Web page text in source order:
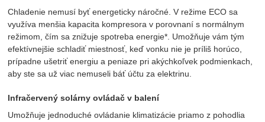
Chladenie nemusí byť energeticky náročné. V režime ECO sa
využíva menšia kapacita kompresora v porovnaní s normálnym
režimom, čím sa znižuje spotreba energie*. Umožňuje vám tým
efektívnejšie schladiť miestnosť, keď vonku nie je príliš horúco,
prípadne ušetriť energiu a peniaze pri akýchkoľvek podmienkach,
aby ste sa už viac nemuseli báť účtu za elektrinu.
Infračervený solárny ovládač v balení
Umožňuje jednoduché ovládanie klimatizácie priamo z pohodlia